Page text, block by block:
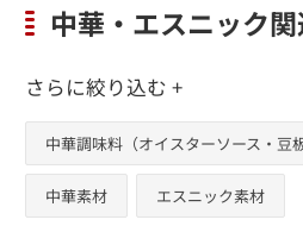
中華・エスニック
さらに絞り込む +
中華調味料（オイスターソース・豆
中華素材 エスニック素材